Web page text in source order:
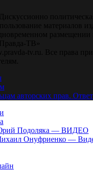
материалов
размещении
ТВ»
tv.ru. Все права
авторских прав.
Подоляка — ВИДЕО
Онуфриенко —